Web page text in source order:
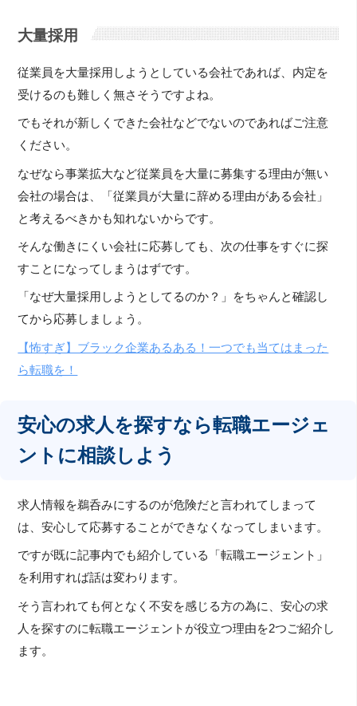
大量採用
従業員を大量採用しようとしている会社であれば、内定を
受けるのも難しく無さそうですよね。
でもそれが新しくできた会社などでないのであればご注意
ください。
なぜなら事業拡大など従業員を大量に募集する理由が無い
会社の場合は、「従業員が大量に辞める理由がある会社」
と考えるべきかも知れないからです。
そんな働きにくい会社に応募しても、次の仕事をすぐに探
すことになってしまうはずです。
「なぜ大量採用しようとしてるのか？」をちゃんと確認し
てから応募しましょう。
【怖すぎ】ブラック企業あるある！一つでも当てはまった
ら転職を！
安心の求人を探すなら転職エージェ
ントに相談しよう
求人情報を鵜呑みにするのが危険だと言われてしまって
は、安心して応募することができなくなってしまいます。
ですが既に記事内でも紹介している「転職エージェント」
を利用すれば話は変わります。
そう言われても何となく不安を感じる方の為に、安心の求
人を探すのに転職エージェントが役立つ理由を2つご紹介し
ます。